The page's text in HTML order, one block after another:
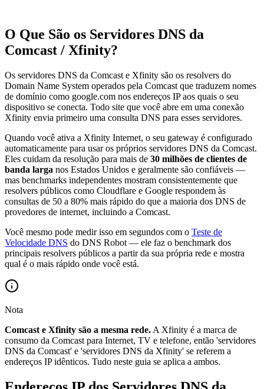
O Que São os Servidores DNS da
Comcast / Xfinity?
Os servidores DNS da Comcast e Xfinity são os resolvers do
Domain Name System operados pela Comcast que traduzem nomes
de domínio como google.com nos endereços IP aos quais o seu
dispositivo se conecta. Todo site que você abre em uma conexão
Xfinity envia primeiro uma consulta DNS para esses servidores.
Quando você ativa a Xfinity Internet, o seu gateway é configurado
automaticamente para usar os próprios servidores DNS da Comcast.
Eles cuidam da resolução para mais de 30 milhões de clientes de
banda larga nos Estados Unidos e geralmente são confiáveis —
mas benchmarks independentes mostram consistentemente que
resolvers públicos como Cloudflare e Google respondem às
consultas de 50 a 80% mais rápido do que a maioria dos DNS de
provedores de internet, incluindo a Comcast.
Você mesmo pode medir isso em segundos com o Teste de
Velocidade DNS do DNS Robot — ele faz o benchmark dos
principais resolvers públicos a partir da sua própria rede e mostra
qual é o mais rápido onde você está.
Nota
Comcast e Xfinity são a mesma rede. A Xfinity é a marca de
consumo da Comcast para Internet, TV e telefone, então 'servidores
DNS da Comcast' e 'servidores DNS da Xfinity' se referem a
endereços IP idênticos. Tudo neste guia se aplica a ambos.